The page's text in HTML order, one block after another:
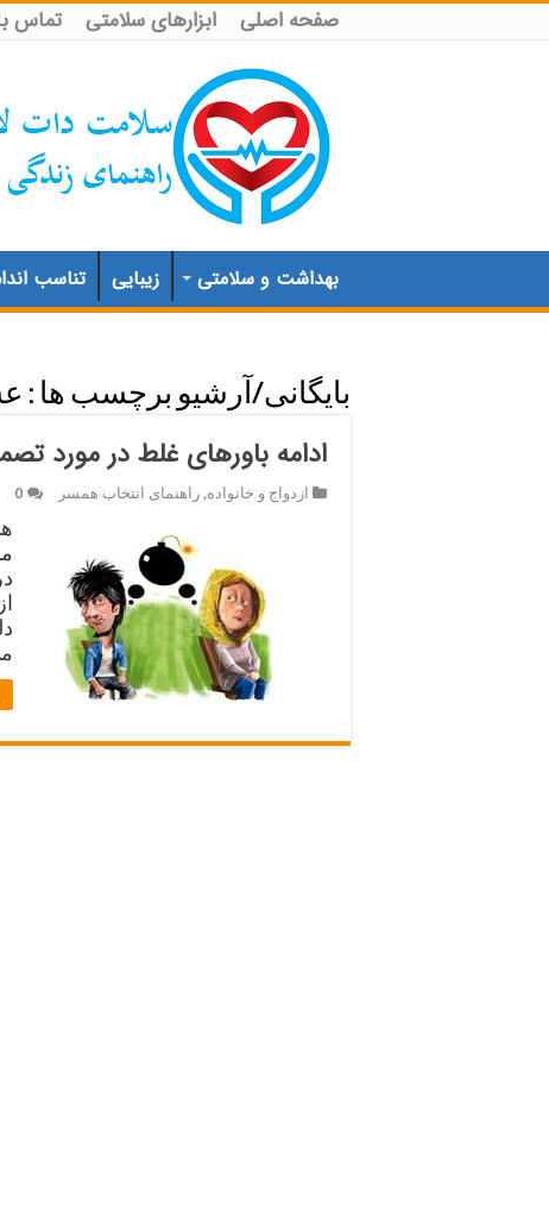
صفحه اصلی ابزارهای سلامتی تماس
بهداشت و سلامتی زیبایی تناسب
بایگانی/آرشیو برچسب ها :
ادامه باورهای غلط در مورد
ازدواج و خانواده,راهنمای انتخاب همسر 0